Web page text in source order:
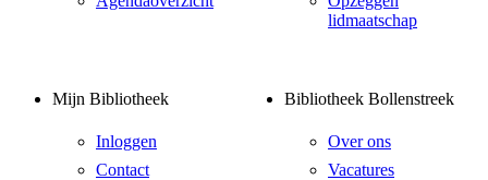
lidmaatschap
Mijn Bibliotheek
Inloggen
Contact
Bibliotheek Bollenstreek
Over ons
Vacatures